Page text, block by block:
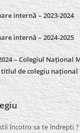
internă – 2023-2024
internă –2024-2025
– Colegiul
titlul de colegiu
încotro sa te îndrepti